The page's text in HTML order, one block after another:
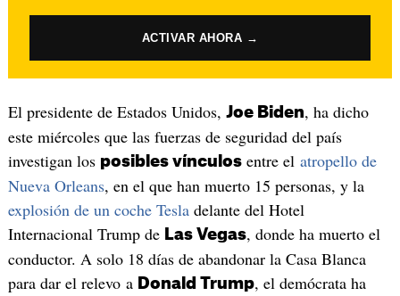
ACTIVAR AHORA →
El presidente de Estados Unidos, Joe Biden, ha dicho
este miércoles que las fuerzas de seguridad del país
investigan los posibles vínculosentre el atropello de
Nueva Orleans, en el que han muerto 15 personas, y la
explosión de un coche Tesladelante del Hotel
Internacional Trump de Las Vegas, donde ha muerto el
conductor. A solo 18 días de abandonar la Casa Blanca
para dar el relevo a Donald Trump, el demócrata ha